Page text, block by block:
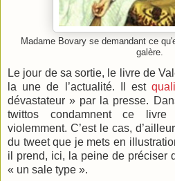
Madame Bovary se demandant ce
galère.
Le jour de sa sortie, le livre de
la une de l’actualité. Il est
dévastateur » par la presse.
twittos condamnent ce
violemment. C’est le cas,
du tweet que je mets en
il prend, ici, la peine de préciser
« un sale type ».